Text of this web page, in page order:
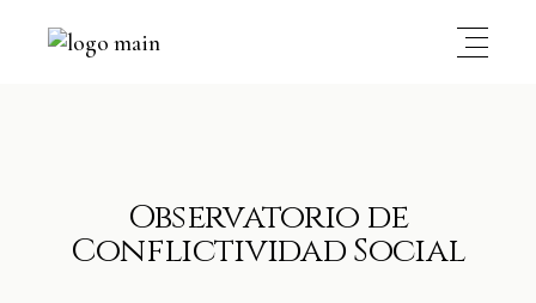
Observatorio de
Conflictividad Social